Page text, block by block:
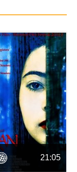
21:05